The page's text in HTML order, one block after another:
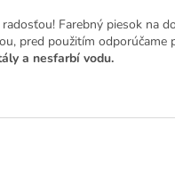
radosťou! Farebný piesok na
, pred použitím odporúčame
a nesfarbí vodu.